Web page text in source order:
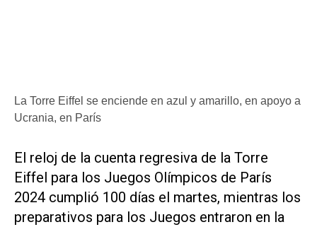
La Torre Eiffel se enciende en azul y amarillo, en apoyo a
Ucrania, en París
El reloj de la cuenta regresiva de la Torre
Eiffel para los Juegos Olímpicos de París
2024 cumplió 100 días el martes, mientras los
preparativos para los Juegos entraron en la